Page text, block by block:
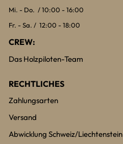
Mi. - Do. / 10:00 - 16:00
Fr. - Sa. / 12:00 - 18:00
CREW:
Das Holzpiloten-Team
RECHTLICHES
Zahlungsarten
Versand
Abwicklung Schweiz/Liechtenstein